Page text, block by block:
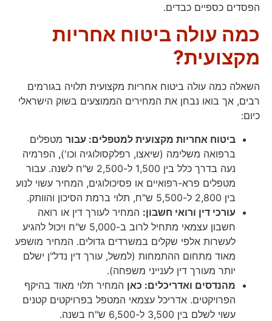
הפסדים כספיים כבדים.
כמה עולה ביטוח אחריות
מקצועית?
השאלה כמה עולה ביטוח אחריות מקצועית תלויה בגורמים
רבים, אך בואו נבחן את המחירים הממוצעים בשוק הישראלי
כיום:
ביטוח אחריות מקצועית למטפלים: עבור מטפלים
ברפואה משלימה (שיאצו, רפלקסולוגיה וכו'), הפרמיה
נעה בדרך כלל בין 1,500 ל-2,500 ש"ח לשנה. עבור
מטפלים פרא-רפואיים או פסיכולוגים, המחיר עשוי לנוע
בין 2,800 ל-5,500 ש"ח, תלוי ברמת הסיכון והוותק.
עורכי דין ורואי חשבון: המחיר לעורך דין או רואה
חשבון עצמאי מתחיל לרוב ב-5,000 ש"ח ויכול להגיע
לעשרות אלפי שקלים במשרדים גדולים. המחיר מושפע
מאוד מתחום ההתמחות (למשל, עורך דין נדל"ן ישלם
יותר מעורך דין לענייני משפחה).
מהנדסים ואדריכלים: כאן המחיר תלוי מאוד בהיקף
הפרויקטים. אדריכל עצמאי המטפל בפרויקטים קטנים
עשוי לשלם בין 3,500 ל-6,500 ש"ח בשנה.